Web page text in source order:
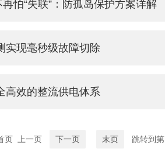
怕“失联”：防孤岛保护方案详解
实现毫秒级故障切除
高效的整流供电体系
页 上一页 下一页 末页 跳转到第